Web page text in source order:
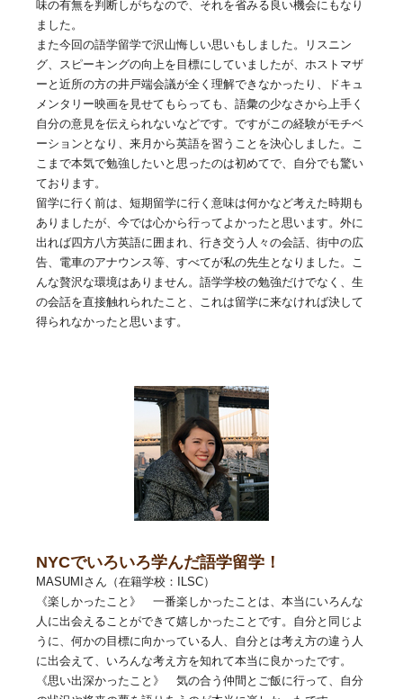
味の有無を判断しがちなので、それを省みる良い機会にもなり
ました。
また今回の語学留学で沢山悔しい思いもしました。リスニン
グ、スピーキングの向上を目標にしていましたが、ホストマザ
ーと近所の方の井戸端会議が全く理解できなかったり、ドキュ
メンタリー映画を見せてもらっても、語彙の少なさから上手く
自分の意見を伝えられないなどです。ですがこの経験がモチベ
ーションとなり、来月から英語を習うことを決心しました。こ
こまで本気で勉強したいと思ったのは初めてで、自分でも驚い
ております。
留学に行く前は、短期留学に行く意味は何かなど考えた時期も
ありましたが、今では心から行ってよかったと思います。外に
出れば四方八方英語に囲まれ、行き交う人々の会話、街中の広
告、電車のアナウンス等、すべてが私の先生となりました。こ
んな贅沢な環境はありません。語学学校の勉強だけでなく、生
の会話を直接触れられたこと、これは留学に来なければ決して
得られなかったと思います。
NYCでいろいろ学んだ語学留学！
MASUMIさん（在籍学校：ILSC）
《楽しかったこと》 一番楽しかったことは、本当にいろんな
人に出会えることができて嬉しかったことです。自分と同じよ
うに、何かの目標に向かっている人、自分とは考え方の違う人
に出会えて、いろんな考え方を知れて本当に良かったです。
《思い出深かったこと》 気の合う仲間とご飯に行って、自分